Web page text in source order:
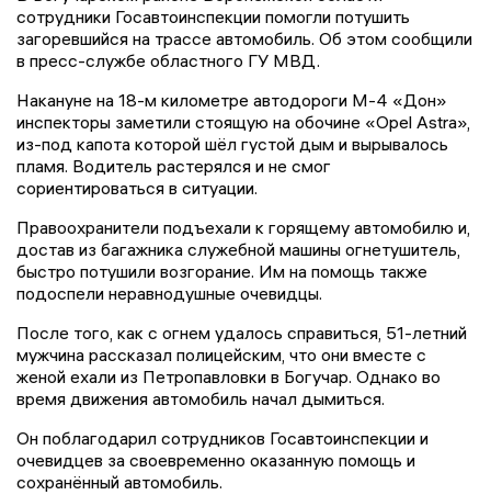
сотрудники Госавтоинспекции помогли потушить
загоревшийся на трассе автомобиль. Об этом сообщили
в пресс-службе областного ГУ МВД.
Накануне на 18-м километре автодороги М-4 «Дон»
инспекторы заметили стоящую на обочине «Opel Astra»,
из-под капота которой шёл густой дым и вырывалось
пламя. Водитель растерялся и не смог
сориентироваться в ситуации.
Правоохранители подъехали к горящему автомобилю и,
достав из багажника служебной машины огнетушитель,
быстро потушили возгорание. Им на помощь также
подоспели неравнодушные очевидцы.
После того, как с огнем удалось справиться, 51-летний
мужчина рассказал полицейским, что они вместе с
женой ехали из Петропавловки в Богучар. Однако во
время движения автомобиль начал дымиться.
Он поблагодарил сотрудников Госавтоинспекции и
очевидцев за своевременно оказанную помощь и
сохранённый автомобиль.